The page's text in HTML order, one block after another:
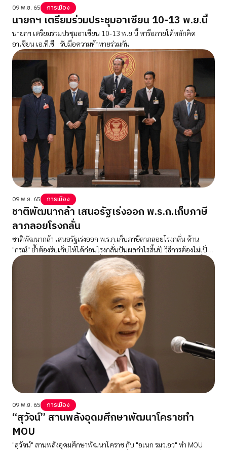
09 พ.ย. 65 การเมือง
นายกฯ เตรียมร่วมประชุมอาเซียน 10-13 พ.ย.นี้
นายกฯ เตรียมร่วมปรชุมอาเซียน 10-13 พ.ย.นี้ หารือภายใต้หลักคิด
อาเซียน เอ.ที.ซี. : รับมือความท้าทายร่วมกัน
09 พ.ย. 65 การเมือง
ชาติพัฒนากล้า เสนอรัฐเร่งออก พ.ร.ก.เก็บภาษี
ลาภลอยโรงกลั่น
ชาติพัฒนากล้า เสนอรัฐเร่งออก พ.ร.ก.เก็บภาษีลาภลอยโรงกลั่น ด้าน
"กรณ์" ย้ำต้องรีบเก็บให้ได้ก่อนโรงกลั่นปันผลกำไรสิ้นปี วิธีการต้องไม่เป็น
ภาระประชาชน ไม่ต้องกู้ เทวัญ ชี้ถ้าทำได้ ราคาน้ำมันลง กองทุนติดหนี้
09 พ.ย. 65 การเมือง
“สุวัจน์” สานพลังอุดมศึกษาพัฒนาโคราชทำ
MOU
"สุวัจน์" สานพลังอุดมศึกษาพัฒนาโคราช กับ "อเนก รมว.อว" ทำ MOU